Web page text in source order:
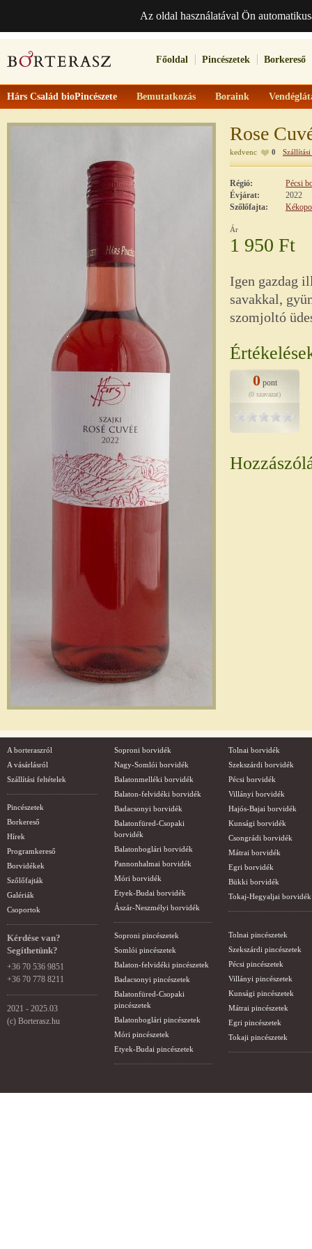
Az oldal használatával Ön
Főoldal Pincészetek Borkereső
Hárs Család bioPincészete Bemutatkozás Boraink
Rose
kedvenc 0
Régió:
Pécsi
Évjárat:
2022
Szőlőfajta:
Ár
1 950 Ft
Igen gazdag
savakkal,
szomjoltó
0pont
(0 szavazat)
A borteraszról
A vásárlásról
Szállítási feltételek
Pincészetek
Borkereső
Hírek
Programkereső
Borvidékek
Szőlőfajták
Galériák
Csoportok
Kérdése van?
Segíthetünk?
+36 70 536 9851
+36 70 778 8211
2021 - 2025.03
(c) Borterasz.hu
Soproni borvidék
Nagy-Somlói borvidék
Balatonmelléki borvidék
Balaton-felvidéki borvidék
Badacsonyi borvidék
Balatonfüred-Csopaki
borvidék
Balatonboglári borvidék
Pannonhalmai borvidék
Móri borvidék
Etyek-Budai borvidék
Ászár-Neszmélyi borvidék
Soproni pincészetek
Somlói pincészetek
Balaton-felvidéki pincészetek
Badacsonyi pincészetek
Balatonfüred-Csopaki
pincészetek
Balatonboglári pincészetek
Móri pincészetek
Etyek-Budai pincészetek
Tolnai borvidék
Szekszárdi borvidék
Pécsi borvidék
Villányi borvidék
Hajós-Bajai borvidék
Kunsági borvidék
Csongrádi borvidék
Mátrai borvidék
Egri borvidék
Bükki borvidék
Tokaj-Hegyaljai borvidék
Tolnai pincészetek
Szekszárdi pincészetek
Pécsi pincészetek
Villányi pincészetek
Kunsági pincészetek
Mátrai pincészetek
Egri pincészetek
Tokaji pincészetek